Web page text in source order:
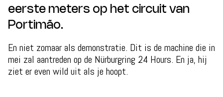
eerste meters op het circuit van
Portimão.
En niet zomaar als demonstratie. Dit is de machine die in
mei zal aantreden op de Nürburgring 24 Hours. En ja, hij
ziet er even wild uit als je hoopt.